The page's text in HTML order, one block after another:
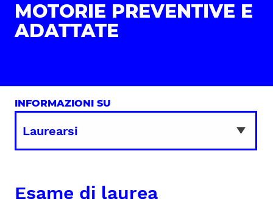
MOTORIE PREVENTIVE E
ADATTATE
INFORMAZIONI SU
Esame di laurea